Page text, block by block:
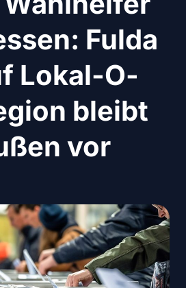
Fulda
Lokal-O-
bleibt
vor